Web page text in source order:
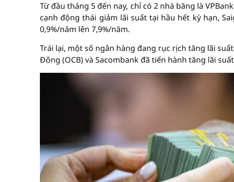
Từ đầu tháng 5 đến nay, chỉ có 2 nhà băng là
cạnh động thái giảm lãi suất tại hầu hết kỳ hạn,
0,9%/năm lên 7,9%/năm.
Trái lại, một số ngân hàng đang rục rịch tăng lãi
Đông (OCB) và Sacombank đã tiến hành tăng lãi